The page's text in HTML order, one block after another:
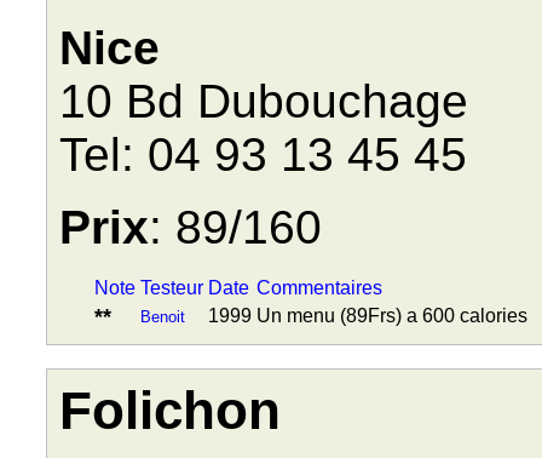
Nice
10 Bd Dubouchage
Tel: 04 93 13 45 45
Prix: 89/160
Note Testeur Date Commentaires
** Benoit 1999 Un menu (89Frs) a 600 calories
Folichon